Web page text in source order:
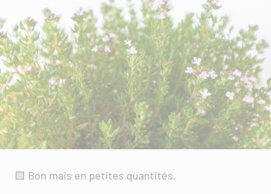
🟨 Bon mais en petites quantités.